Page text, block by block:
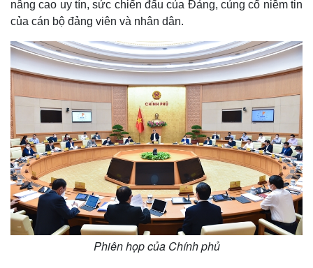
nâng cao uy tín, sức chiến đấu của Đảng, củng cố niềm tin
của cán bộ đảng viên và nhân dân.
Phiên họp của Chính phủ